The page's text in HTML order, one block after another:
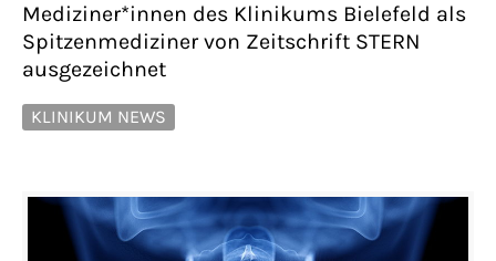
Mediziner*innen des Klinikums Bielefeld als
Spitzenmediziner von Zeitschrift STERN
ausgezeichnet
KLINIKUM NEWS